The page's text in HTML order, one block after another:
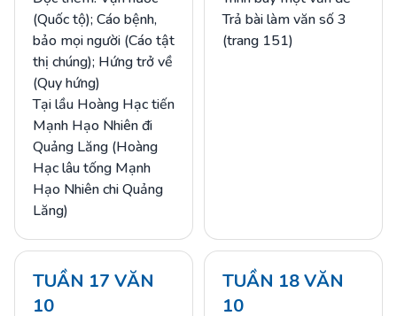
(Quốc tộ); Cáo bệnh,
bảo mọi người (Cáo tật
thị chúng); Hứng trở về
(Quy hứng)
Tại lầu Hoàng Hạc tiến
Mạnh Hạo Nhiên đi
Quảng Lăng (Hoàng
Hạc lâu tống Mạnh
Hạo Nhiên chi Quảng
Lăng)
Trả bài làm văn số 3
(trang 151)
TUẦN 17 VĂN
10
TUẦN 18 VĂN
10